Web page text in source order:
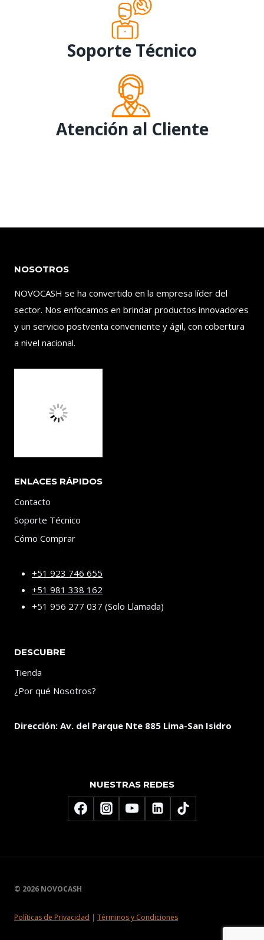
Soporte Técnico
Atención al Cliente
NOSOTROS
NOVOCASH se ha convertido en la empresa líder del
sector. Nos enfocamos en brindar productos innovadores
y un servicio postventa conveniente y ágil, con cobertura
a nivel nacional.
ENLACES RÁPIDOS
Contacto
Soporte Técnico
Cómo Comprar
+51 923 746 655
+51 981 338 162
+51 956 277 037 (Solo Llamada)
DESCUBRE
Tienda
¿Por qué Nosotros?
Dirección: Av. del Parque Nte 885 Lima-San Isidro
NUESTRAS REDES
© 2026 NOVOCASH
Políticas de Privacidad | Términos y Condiciones